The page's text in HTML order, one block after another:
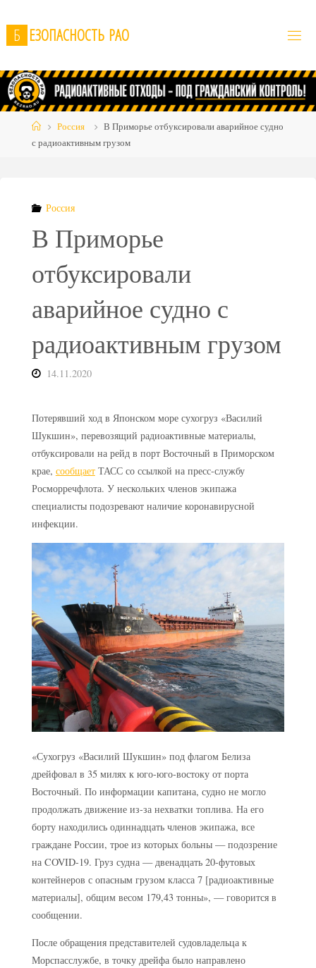
to
content
Б ЕЗОПАСНОСТЬ РАО
HomeРоссия
В Приморье отбуксировали аварийное судно
с радиоактивным грузом
Россия
В Приморье
отбуксировали
аварийное судно с
радиоактивным грузом
14.11.2020
Потерявший ход в Японском море сухогруз «Василий
Шукшин», перевозящий радиоактивные материалы,
отбуксировали на рейд в порт Восточный в Приморском
крае, сообщаетТАСС со ссылкой на пресс-службу
Росморречфлота. У нескольких членов экипажа
специалисты подозревают наличие коронавирусной
инфекции.
«Сухогруз «Василий Шукшин» под флагом Белиза
дрейфовал в 35 милях к юго-юго-востоку от порта
Восточный. По информации капитана, судно не могло
продолжать движение из-за нехватки топлива. На его
борту находились одиннадцать членов экипажа, все
граждане России, трое из которых больны — подозрение
на COVID-19. Груз судна — двенадцать 20-футовых
контейнеров с опасным грузом класса 7 [радиоактивные
материалы], общим весом 179,43 тонны», — говорится в
сообщении.
После обращения представителей судовладельца к
Морспасслужбе, в точку дрейфа было направлено